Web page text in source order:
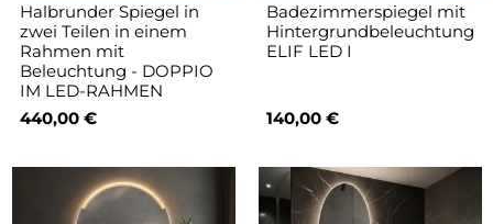
Halbrunder Spiegel in
zwei Teilen in einem
Rahmen mit
Beleuchtung - DOPPIO
IM LED-RAHMEN
440,00 €
Badezimmerspiegel mit
Hintergrundbeleuchtung
ELIF LED I
140,00 €